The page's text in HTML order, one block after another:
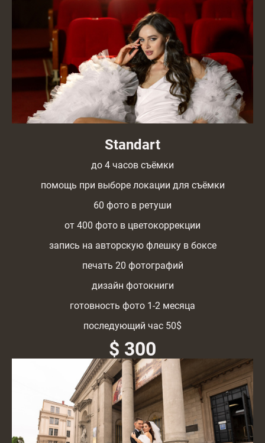
Standart
до 4 часов съёмки
помощь при выборе локации для съёмки
60 фото в ретуши
от 400 фото в цветокоррекции
запись на авторскую флешку в боксе
печать 20 фотографий
дизайн фотокниги
готовность фото 1-2 месяца
последующий час 50$
$ 300